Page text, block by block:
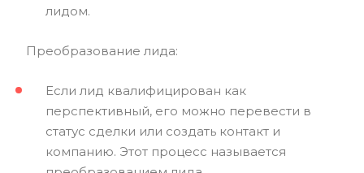
лидом.
Преобразование лида:
Если лид квалифицирован как
перспективный, его можно перевести в
статус сделки или создать контакт и
компанию. Этот процесс называется